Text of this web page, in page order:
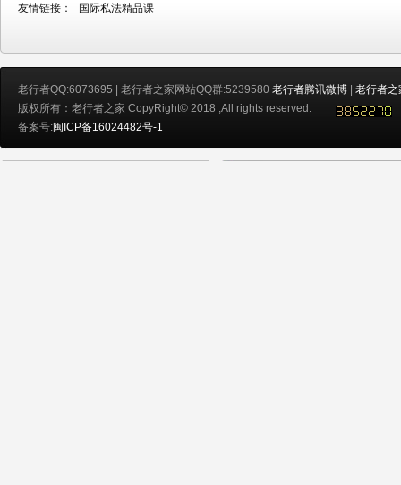
友情链接： 国际私法精品课
老行者QQ:6073695 | 老行者之家网站QQ群:5239580 老行者腾讯微博 | 老行者之
版权所有：老行者之家 CopyRight© 2018 ,All rights reserved.
备案号:闽ICP备16024482号-1